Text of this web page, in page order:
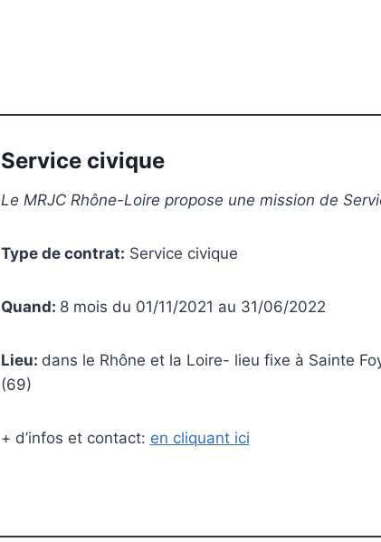
Service civique
Le MRJC Rhône-Loire propose une mission de
Type de contrat: Service civique
Quand: 8 mois du 01/11/2021 au 31/06/2022
Lieu: dans le Rhône et la Loire- lieu fixe à Sainte
(69)
+ d’infos et contact: en cliquant ici